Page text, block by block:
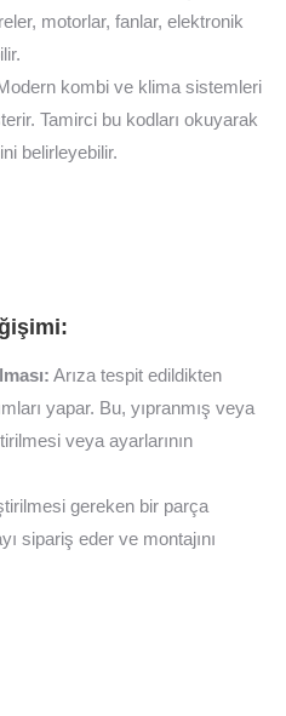
motorlar, fanlar, elektronik
kombi ve klima sistemleri
Tamirci bu kodları okuyarak
belirleyebilir.
Arıza tespit edildikten
yapar. Bu, yıpranmış veya
veya ayarlarının
gereken bir parça
sipariş eder ve montajını